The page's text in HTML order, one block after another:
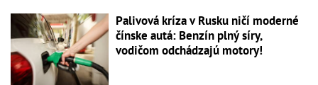
Palivová kríza v Rusku ničí moderné
čínske autá: Benzín plný síry,
vodičom odchádzajú motory!